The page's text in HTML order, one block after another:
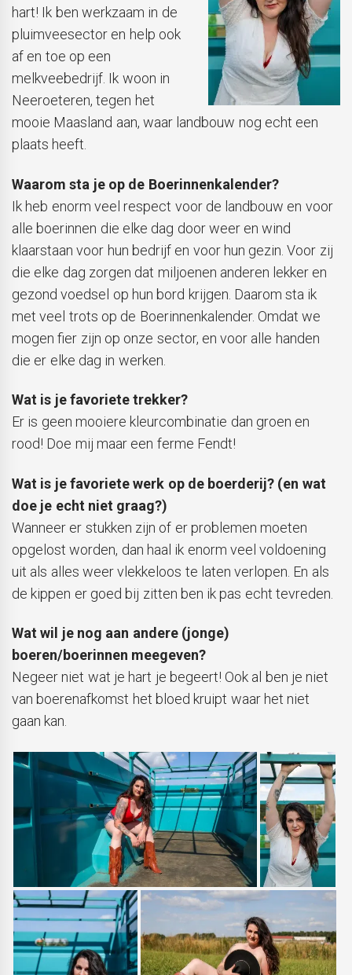
hart! Ik ben werkzaam in de
pluimveesector en help ook
af en toe op een
melkveebedrijf. Ik woon in
Neeroeteren, tegen het
mooie Maasland aan, waar landbouw nog echt een
plaats heeft.
Waarom sta je op de Boerinnenkalender?
Ik heb enorm veel respect voor de landbouw en voor
alle boerinnen die elke dag door weer en wind
klaarstaan voor hun bedrijf en voor hun gezin. Voor zij
die elke dag zorgen dat miljoenen anderen lekker en
gezond voedsel op hun bord krijgen. Daarom sta ik
met veel trots op de Boerinnenkalender. Omdat we
mogen fier zijn op onze sector, en voor alle handen
die er elke dag in werken.
Wat is je favoriete trekker?
Er is geen mooiere kleurcombinatie dan groen en
rood! Doe mij maar een ferme Fendt!
Wat is je favoriete werk op de boerderij? (en wat
doe je echt niet graag?)
Wanneer er stukken zijn of er problemen moeten
opgelost worden, dan haal ik enorm veel voldoening
uit als alles weer vlekkeloos te laten verlopen. En als
de kippen er goed bij zitten ben ik pas echt tevreden.
Wat wil je nog aan andere (jonge)
boeren/boerinnen meegeven?
Negeer niet wat je hart je begeert! Ook al ben je niet
van boerenafkomst het bloed kruipt waar het niet
gaan kan.